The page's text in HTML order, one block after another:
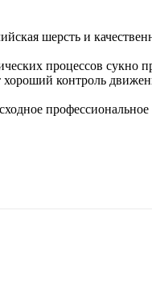
шерсть и
процессов сукно
контроль
профессиональное